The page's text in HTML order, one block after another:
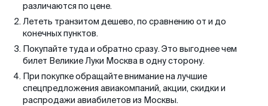
различаются по цене.
Лететь транзитом дешево, по сравнению от и до
конечных пунктов.
Покупайте туда и обратно сразу. Это выгоднее чем
билет Великие Луки Москва в одну сторону.
При покупке обращайте внимание на лучшие
спецпредложения авиакомпаний, акции, скидки и
распродажи авиабилетов из Москвы.